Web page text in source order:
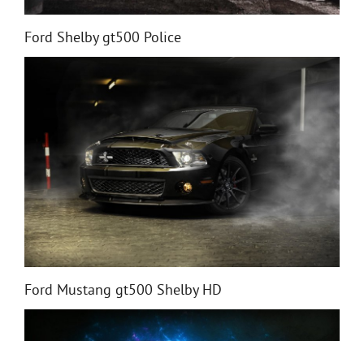
Ford Shelby gt500 Police
Ford Mustang gt500 Shelby HD